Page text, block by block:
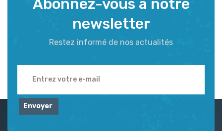
Abonnez-vous à notre
newsletter
Restez informé de nos actualités
Envoyer